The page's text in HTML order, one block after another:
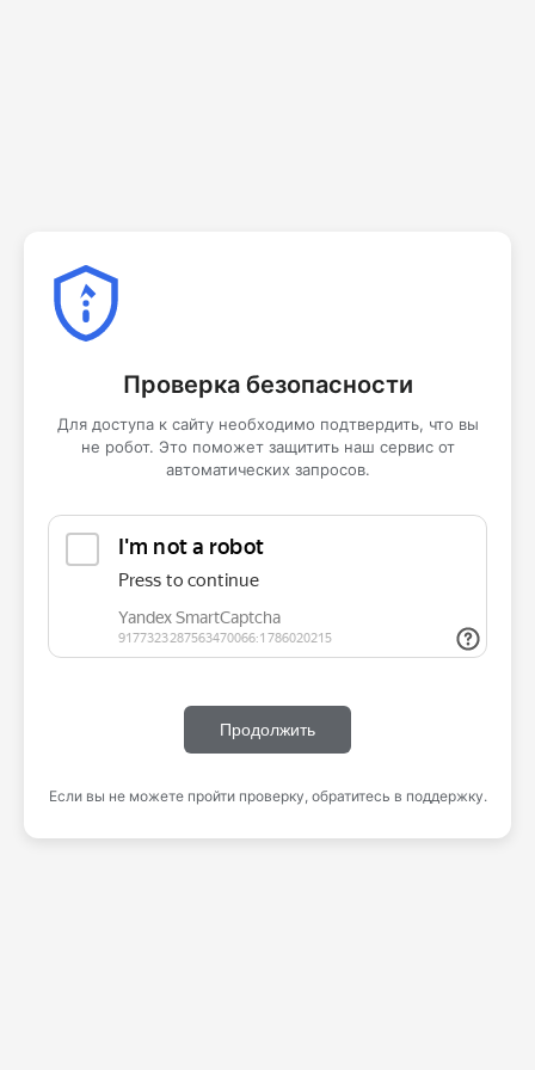
Проверка безопасности
Для доступа к сайту необходимо подтвердить, что вы
не робот. Это поможет защитить наш сервис от
автоматических запросов.
Продолжить
Если вы не можете пройти проверку, обратитесь в поддержку.